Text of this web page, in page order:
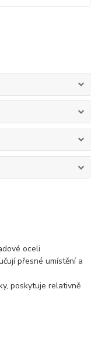
oceli
přesné umístění a
poskytuje relativně